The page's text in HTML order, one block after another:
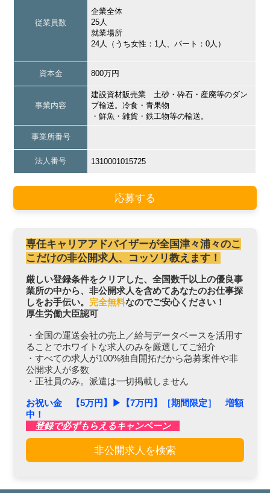
従業員数
企業全体
25人
就業場所
24人（うち女性：1人、パート：0人）
資本金 800万円
事業内容
建設資材販売業 土砂・砕石・産廃等のダン
プ輸送。冷食・青果物
・鮮魚・雑貨・鉄工物等の輸送。
事業所番号
法人番号 1310001015725
応募する
専任キャリアアドバイザーが全国津々浦々のこ
こだけの非公開求人、コッソリ教えます！
厳しい登録条件をクリアした、全国数千以上の優良事
業所の中から、非公開求人を含めてあなたのお仕事探
しをお手伝い。 完全無料なのでご安心ください！
厚生労働大臣認可
・全国の運送会社の売上／給与データベースを活用す
ることでホワイトな求人のみを厳選してご紹介
・すべての求人が100%独自開拓だから急募案件や非
公開求人が多数
・正社員のみ。派遣は一切掲載しません
お祝い金 【5万円】▶︎【7万円】［期間限定］ 増額
中！
登録で必ずもらえるキャンペーン
非公開求人を検索